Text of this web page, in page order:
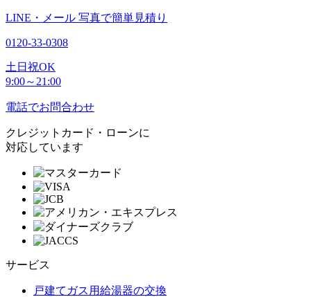
LINE・メール 写真で簡単見積り
0120-33-0308
土日祝OK
9:00～21:00
電話でお問合わせ
クレジットカード・ローンに
対応しています
サービス
戸建てガス用給湯器の交換